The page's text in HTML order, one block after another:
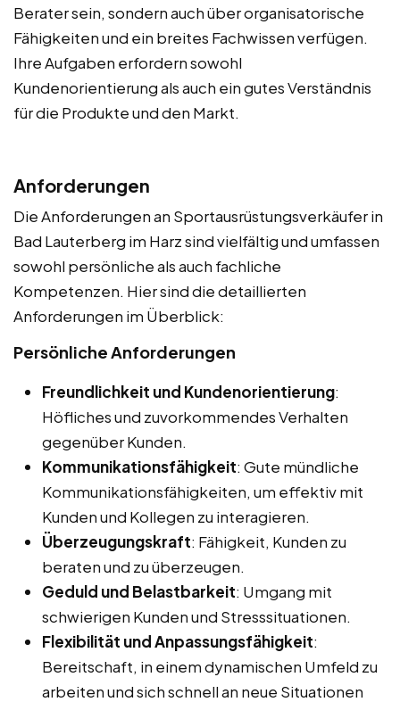
Berater sein, sondern auch über organisatorische
Fähigkeiten und ein breites Fachwissen verfügen.
Ihre Aufgaben erfordern sowohl
Kundenorientierung als auch ein gutes Verständnis
für die Produkte und den Markt.
Anforderungen
Die Anforderungen an Sportausrüstungsverkäufer in
Bad Lauterberg im Harz sind vielfältig und umfassen
sowohl persönliche als auch fachliche
Kompetenzen. Hier sind die detaillierten
Anforderungen im Überblick:
Persönliche Anforderungen
Freundlichkeit und Kundenorientierung:
Höfliches und zuvorkommendes Verhalten
gegenüber Kunden.
Kommunikationsfähigkeit: Gute mündliche
Kommunikationsfähigkeiten, um effektiv mit
Kunden und Kollegen zu interagieren.
Überzeugungskraft: Fähigkeit, Kunden zu
beraten und zu überzeugen.
Geduld und Belastbarkeit: Umgang mit
schwierigen Kunden und Stresssituationen.
Flexibilität und Anpassungsfähigkeit:
Bereitschaft, in einem dynamischen Umfeld zu
arbeiten und sich schnell an neue Situationen